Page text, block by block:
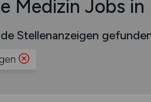
Medizin Jobs in
Stellenanzeigen